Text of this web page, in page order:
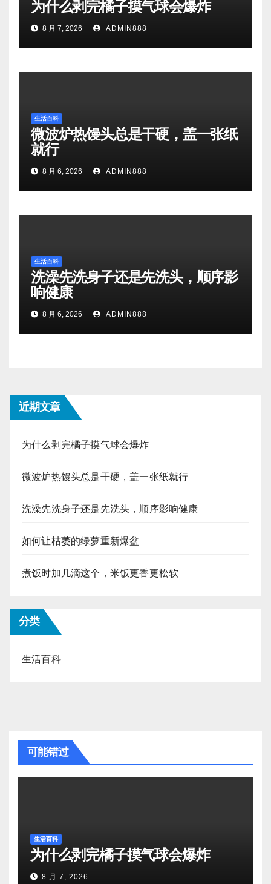
为什么剥完橘子摸气球会爆炸
8 月 7, 2026 ADMIN888
生活百科
微波炉热馒头总是干硬，盖一张纸
就行
8 月 6, 2026 ADMIN888
生活百科
洗澡先洗身子还是先洗头，顺序影
响健康
8 月 6, 2026 ADMIN888
近期文章
为什么剥完橘子摸气球会爆炸
微波炉热馒头总是干硬，盖一张纸就行
洗澡先洗身子还是先洗头，顺序影响健康
如何让枯萎的绿萝重新爆盆
煮饭时加几滴这个，米饭更香更松软
分类
生活百科
可能错过
生活百科
为什么剥完橘子摸气球会爆炸
8 月 7, 2026